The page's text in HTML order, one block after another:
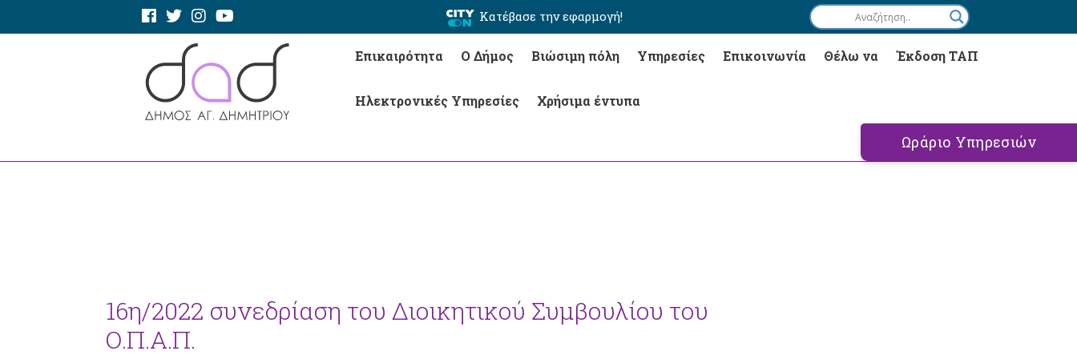
Κατέβασε την εφαρμογή!
Επικαιρότητα Ο Δήμος Βιώσιμη πόλη Υπηρεσίες Επικοινωνία Θέλω να Έκδοση ΤΑΠ
Ηλεκτρονικές Υπηρεσίες Χρήσιμα έντυπα
Ωράριο Υπηρεσιών
16η/2022 συνεδρίαση του Διοικητικού Συμβουλίου του
Ο.Π.Α.Π.